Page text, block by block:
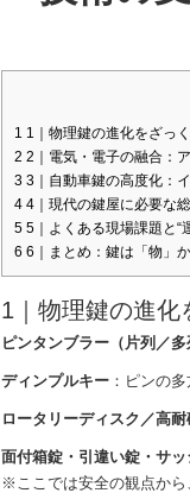
1 1｜物理鍵の進化をざっ
2 2｜電気・電子の融合：
3 3｜自動車鍵の高度化：
4 4｜現代の鍵屋に必要な
5 5｜よくある現場課題と“
6 6｜まとめ：鍵は「物」
1｜物理鍵の進化
ピンタンブラー（片列／多
ディンプルキー ：ピンの
ロータリーディスク／高
面付箱錠・引違い錠・サッ
※ここでは安全の観点から